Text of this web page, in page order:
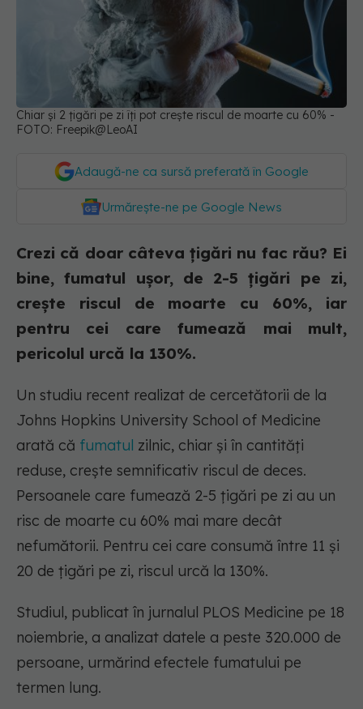
Chiar și 2 țigări pe zi îți pot crește riscul de moarte cu 60% -
FOTO: Freepik@LeoAI
Adaugă-ne ca sursă preferată în Google
Urmărește-ne pe Google News
Crezi că doar câteva țigări nu fac rău? Ei
bine, fumatul ușor, de 2-5 țigări pe zi,
crește riscul de moarte cu 60%, iar
pentru cei care fumează mai mult,
pericolul urcă la 130%.
Un studiu recent realizat de cercetătorii de la
Johns Hopkins University School of Medicine
arată că fumatul zilnic, chiar și în cantități
reduse, crește semnificativ riscul de deces.
Persoanele care fumează 2-5 țigări pe zi au un
risc de moarte cu 60% mai mare decât
nefumătorii. Pentru cei care consumă între 11 și
20 de țigări pe zi, riscul urcă la 130%.
Studiul, publicat în jurnalul PLOS Medicine pe 18
noiembrie, a analizat datele a peste 320.000 de
persoane, urmărind efectele fumatului pe
termen lung.